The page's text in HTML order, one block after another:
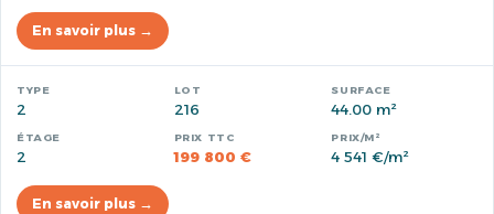
En savoir plus →
2 216 44.00 m²
2 199 800 € 4 541 €/m²
En savoir plus →